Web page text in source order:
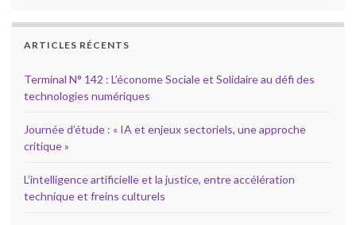
ARTICLES RÉCENTS
Terminal N° 142 : L’économe Sociale et Solidaire au défi des
technologies numériques
Journée d’étude : « IA et enjeux sectoriels, une approche
critique »
L’intelligence artificielle et la justice, entre accélération
technique et freins culturels